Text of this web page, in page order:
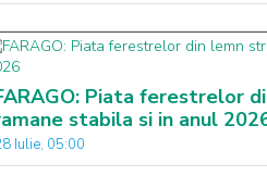
Piata ferestrelor
stabila si in anul
Iulie, 05:00